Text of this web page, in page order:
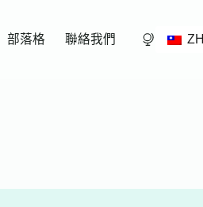
部落格 聯絡我們 ZH